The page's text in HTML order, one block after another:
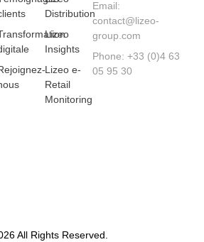
Distribution
Lizeo
Insights
Lizeo e-
Retail
Monitoring
Email:
contact@lizeo-
group.com
Phone: +33 (0)4 63
05 95 30
All Rights Reserved.